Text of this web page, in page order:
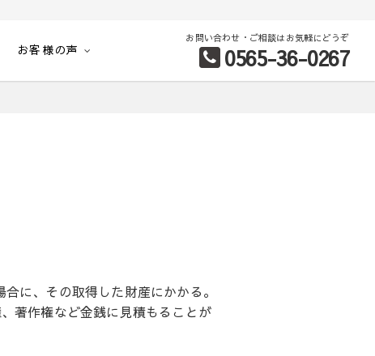
お客様の声
お問い合わせ・ご相談はお気軽にどうぞ
0565-36-0267
に、その取得した財産にかかる。
著作権など金銭に見積もることが